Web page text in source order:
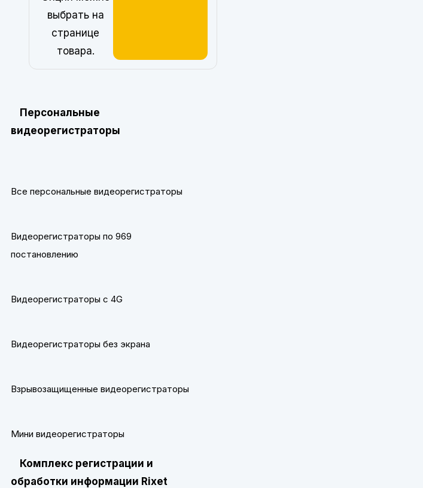
выбрать на
странице
товара.
Персональные
видеорегистраторы
Все персональные видеорегистраторы
Видеорегистраторы по 969
постановлению
Видеорегистраторы с 4G
Видеорегистраторы без экрана
Взрывозащищенные видеорегистраторы
Мини видеорегистраторы
Комплекс регистрации и
обработки информации Rixet